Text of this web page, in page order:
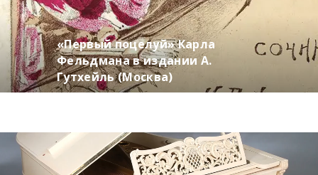
«Первый поцелуй» Карла
Фельдмана в издании А.
Гутхейль (Москва)